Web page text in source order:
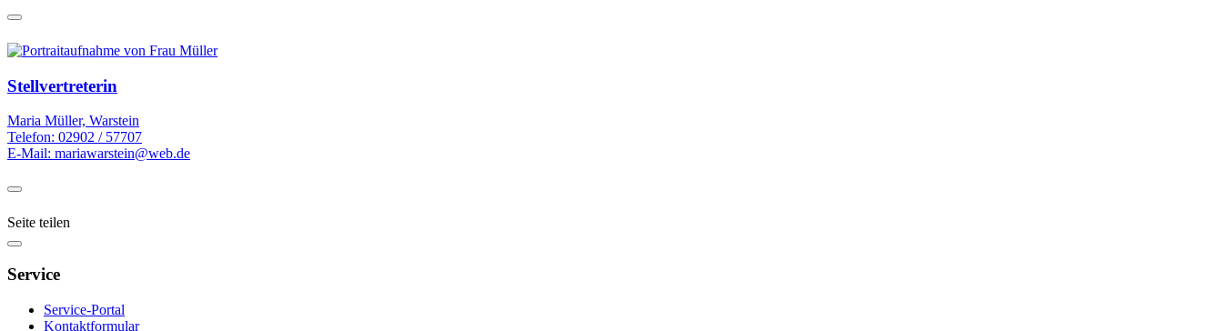
Stellvertreterin
Maria Müller, Warstein
Telefon: 02902 / 57707
E-Mail: mariawarstein@web.de
Seite teilen
Service
Service-Portal
Kontaktformular